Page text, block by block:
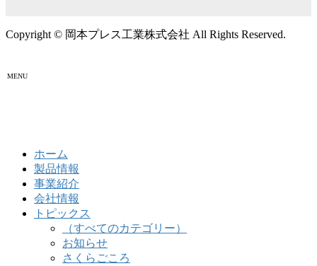
Copyright © 岡本プレス工業株式会社 All Rights Reserved.
MENU
ホーム
製品情報
事業紹介
会社情報
トピックス
（すべてのカテゴリー）
お知らせ
さくらごころ